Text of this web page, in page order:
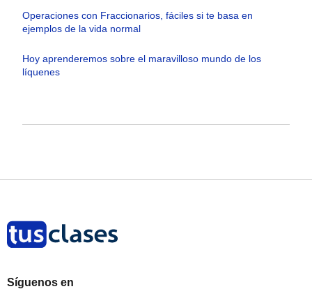
Operaciones con Fraccionarios, fáciles si te basa en
ejemplos de la vida normal
Hoy aprenderemos sobre el maravilloso mundo de los
líquenes
Síguenos en